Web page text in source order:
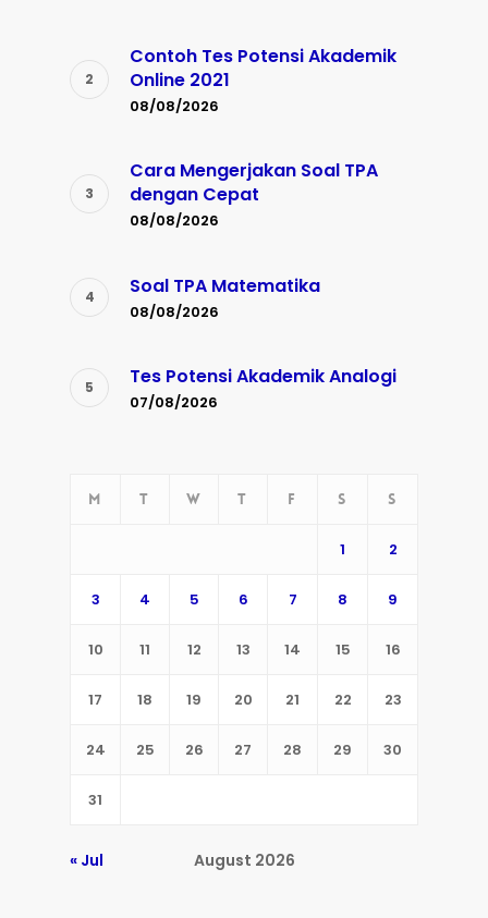
Contoh Tes Potensi Akademik
Online 2021
08/08/2026
Cara Mengerjakan Soal TPA
dengan Cepat
08/08/2026
Soal TPA Matematika
08/08/2026
Tes Potensi Akademik Analogi
07/08/2026
August 2026
M T W T F S S
1 2
3 4 5 6 7 8 9
10 11 12 13 14 15 16
17 18 19 20 21 22 23
24 25 26 27 28 29 30
31
« Jul